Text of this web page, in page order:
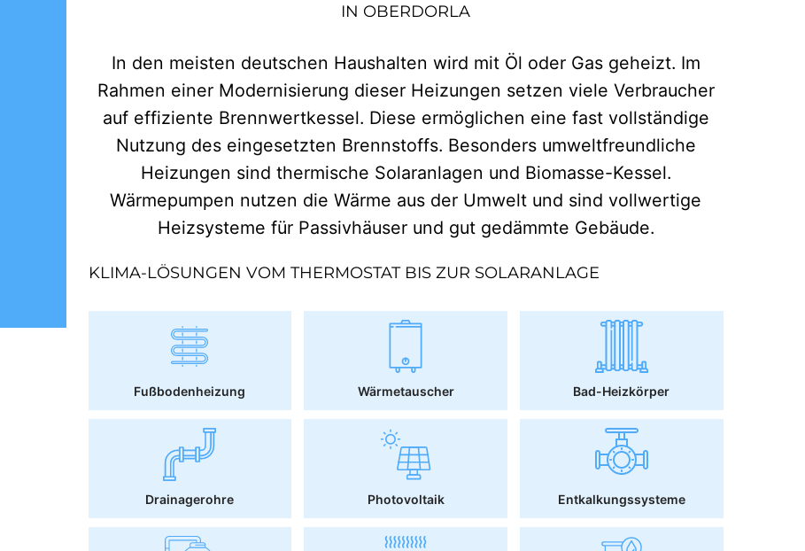
IN OBERDORLA
In den meisten deutschen Haushalten wird mit Öl oder Gas geheizt. Im
Rahmen einer Modernisierung dieser Heizungen setzen viele Verbraucher
auf effiziente Brennwertkessel. Diese ermöglichen eine fast vollständige
Nutzung des eingesetzten Brennstoffs. Besonders umweltfreundliche
Heizungen sind thermische Solaranlagen und Biomasse-Kessel.
Wärmepumpen nutzen die Wärme aus der Umwelt und sind vollwertige
Heizsysteme für Passivhäuser und gut gedämmte Gebäude.
KLIMA-LÖSUNGEN VOM THERMOSTAT BIS ZUR SOLARANLAGE
Fußbodenheizung Wärmetauscher Bad-Heizkörper
Drainagerohre Photovoltaik Entkalkungssysteme